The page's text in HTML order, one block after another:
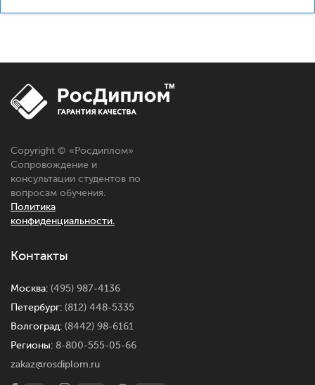
Copyright © «Росдиплом»
Сопровождение и
консультации студентов по
вопросам обучения.
Политика
конфиденциальности.
Контакты
Москва: (495) 987-4136
Петербург: (812) 448-5335
Волгоград: (8442) 98-6161
Регионы: 8-800-555-05-66
zakaz@rosdiplom.ru